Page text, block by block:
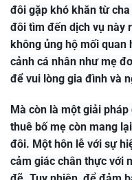
đôi gặp khó khăn từ
đôi tìm đến dịch vụ này
không ủng hộ mối quan
cảnh cá nhân như mẹ
để vui lòng gia đình và
Mà còn là một giải
thuê bố mẹ còn mang
đôi. Một hôn lễ với sự
cảm giác chân thực với